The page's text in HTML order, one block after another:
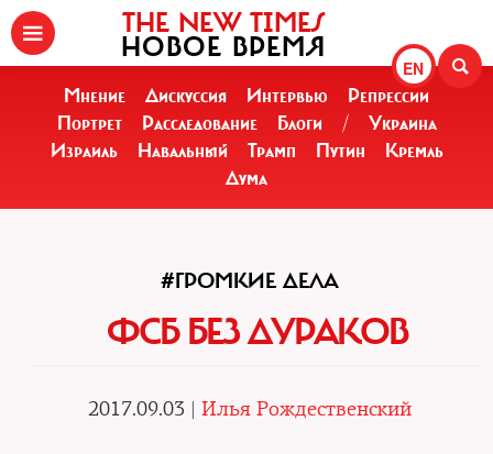
EN
THE NEW TIMES
НОВОЕ ВРЕМЯ
Мнение Дискуссия Интервью
Репрессии
Портрет
Расследование Блоги /
Украина
Израиль
Навальный Трамп Путин
Кремль
Дума
#ГРОМКИЕ ДЕЛА
ФСБ БЕЗ ДУРАКОВ
2017.09.03 | Илья Рождественский